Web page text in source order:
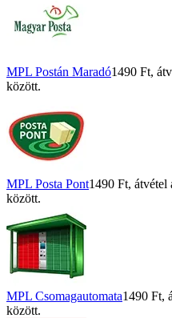
MPL Postán Maradó1490 Ft,
között.
MPL Posta Pont1490 Ft, átvétel
között.
MPL Csomagautomata1490 Ft,
között.